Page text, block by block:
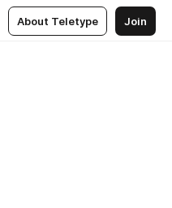
About Teletype Join